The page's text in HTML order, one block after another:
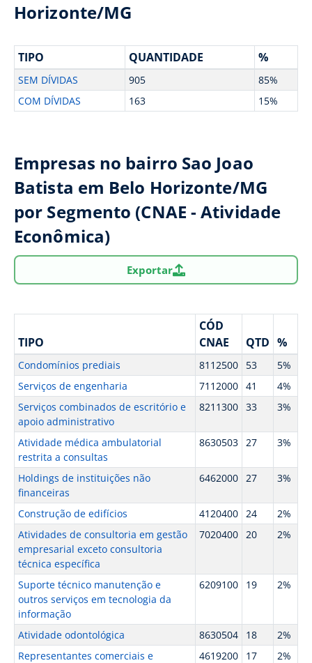
Horizonte/MG
TIPO QUANTIDADE %
SEM DÍVIDAS 905
85%
COM DÍVIDAS
163 15%
Empresas no bairro Sao Joao
Batista em Belo Horizonte/MG
por Segmento (CNAE - Atividade
Econômica)
Exportar
TIPO
CÓD
CNAE
QTD %
Condomínios prediais 8112500 53
5%
Serviços de engenharia
7112000 41
4%
Serviços combinados de escritório e
apoio administrativo
8211300 33 3%
Atividade médica ambulatorial
restrita a consultas
8630503 27 3%
Holdings de instituições não
financeiras
6462000 27 3%
Construção de edifícios 4120400 24
2%
Atividades de consultoria em gestão
empresarial exceto consultoria
técnica específica
7020400 20 2%
Suporte técnico manutenção e
outros serviços em tecnologia da
informação
6209100 19 2%
Atividade odontológica 8630504 18
2%
Representantes comerciais e
4619200 17 2%